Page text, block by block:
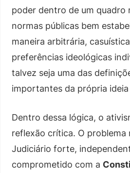
poder dentro de um quadro
normas públicas bem
maneira arbitrária,
preferências ideológicas
talvez seja uma das
importantes da própria ideia
Dentro dessa lógica, o
reflexão crítica. O problema
Judiciário forte,
comprometido com a